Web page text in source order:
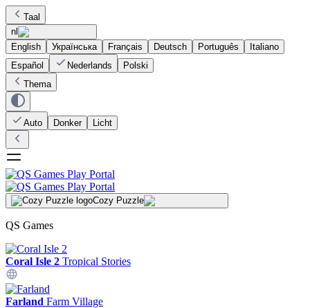
Taal
nl
English
Українська Français Deutsch Português
Italiano
Español
Nederlands
Polski
Thema
Auto Donker Licht
Cozy Puzzle
QS Games
Coral Isle 2 Tropical Stories
Farland Farm Village